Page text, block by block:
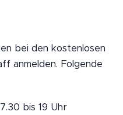
bei den kostenlosen
anmelden. Folgende
bis 19 Uhr